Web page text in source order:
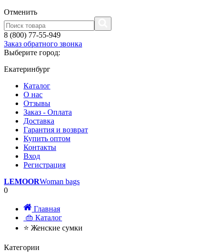
Отменить
8 (800) 77-55-949
Заказ обратного звонка
Выберите город:
Екатеринбург
Каталог
О нас
Отзывы
Заказ - Оплата
Доставка
Гарантия и возврат
Купить оптом
Контакты
Вход
Регистрация
LEMOORWoman bags
0
Главная
👜 Каталог
⭐ Женские сумки
Категории